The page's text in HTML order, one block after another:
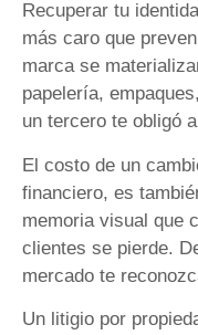
Recuperar tu
más caro que
marca se
papelería,
un tercero te obligó
El costo de un
financiero, es
memoria visual que
clientes se pierde.
mercado te
Un litigio por